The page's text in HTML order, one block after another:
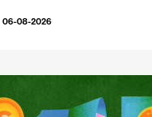
06-08-2026